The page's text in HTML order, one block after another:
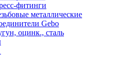
фитинги
металлические
Gebo
оцинк., сталь